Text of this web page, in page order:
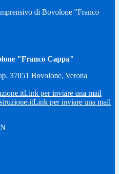
di Bovolone "Franco
"Franco Cappa"
37051 Bovolone, Verona
Link per inviare una mail
Link per inviare una mail